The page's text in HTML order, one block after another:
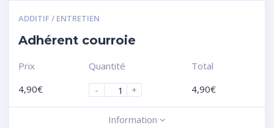
ADDITIF / ENTRETIEN
Adhérent courroie
Prix
4,90€
Quantité
-
+
Total
4,90€
Information